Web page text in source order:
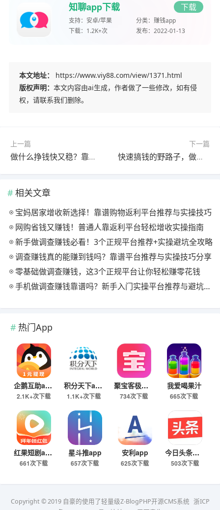
知聊app下载 下载
支持： 安卓/苹果 分类： 赚钱app
下载： 1.2K+次 发布： 2022-01-13
本文地址：
https://www.viy88.com/view/1371.html
版权声明： 本文内容由ai生成，作者做了一些修改，如有侵
权，请联系我们删除。
上一篇
做什么挣钱快又稳？靠谱又赚钱快的方法分享
下一篇
快速搞钱的野路子，做好这些一天赚两三百很轻松
相关文章
宝妈居家增收新选择！靠谱购物返利平台推荐与实操技巧
网购省钱又赚钱！普通人靠返利平台轻松增收实操指南
新手做调查赚钱必看！3个正规平台推荐+实操避坑全攻略
调查赚钱真的能赚到钱吗？靠谱平台推荐与实操技巧分享
零基础做调查赚钱，这3个正规平台让你轻松赚零花钱
手机做调查赚钱靠谱吗？新手入门实操平台推荐与避坑指南
热门App
企鹅互助app
2.1K+次下载
积分天下app
1.1K+次下载
聚宝客极速版
734次下载
我爱喝果汁
665次下载
红果短剧app
661次下载
星斗推app
657次下载
安利app
625次下载
今日头条极速版下载
503次下载
Copyright © 2019 自豪的使用了轻量级Z-BlogPHP开源CMS系统 浙ICP